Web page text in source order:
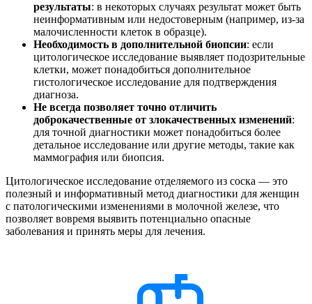
результаты: в некоторых случаях результат может быть
неинформативным или недостоверным (например, из-за
малочисленности клеток в образце).
Необходимость в дополнительной биопсии: если
цитологическое исследование выявляет подозрительные
клетки, может понадобиться дополнительное
гистологическое исследование для подтверждения
диагноза.
Не всегда позволяет точно отличить
доброкачественные от злокачественных изменений:
для точной диагностики может понадобиться более
детальное исследование или другие методы, такие как
маммография или биопсия.
Цитологическое исследование отделяемого из соска — это
полезный и информативный метод диагностики для женщин
с патологическими изменениями в молочной железе, что
позволяет вовремя выявить потенциально опасные
заболевания и принять меры для лечения.